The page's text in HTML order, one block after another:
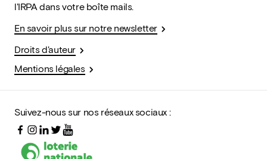
l'IRPA dans votre boîte mails.
En savoir plus sur notre newsletter
Droits d'auteur
Mentions légales
Suivez-nous sur nos réseaux sociaux :